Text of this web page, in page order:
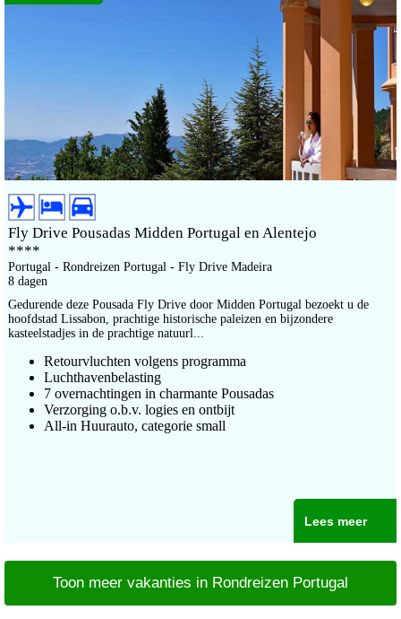
Fly Drive Pousadas Midden Portugal en Alentejo
****
Portugal - Rondreizen Portugal - Fly Drive Madeira
8 dagen
Gedurende deze Pousada Fly Drive door Midden Portugal bezoekt u de
hoofdstad Lissabon, prachtige historische paleizen en bijzondere
kasteelstadjes in de prachtige natuurl...
Retourvluchten volgens programma
Luchthavenbelasting
7 overnachtingen in charmante Pousadas
Verzorging o.b.v. logies en ontbijt
All-in Huurauto, categorie small
Lees meer
Toon meer vakanties in Rondreizen Portugal